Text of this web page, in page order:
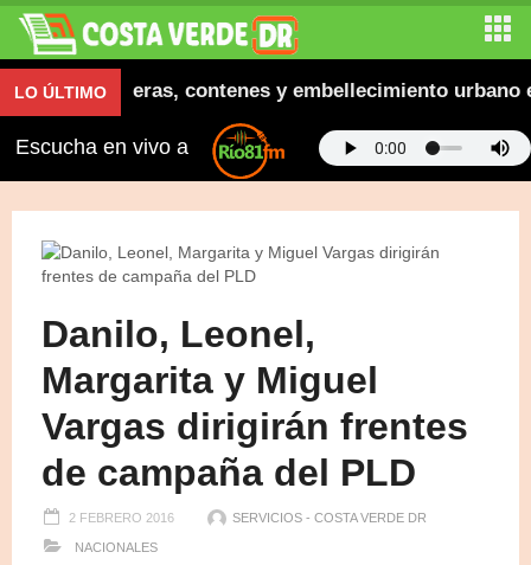
LO ÚLTIMOaceras, contenes y embellecimiento urbano en
Escucha en vivo a
Danilo, Leonel,
Margarita y Miguel
Vargas dirigirán frentes
de campaña del PLD
2 FEBRERO 2016 SERVICIOS - COSTA VERDE DR
NACIONALES